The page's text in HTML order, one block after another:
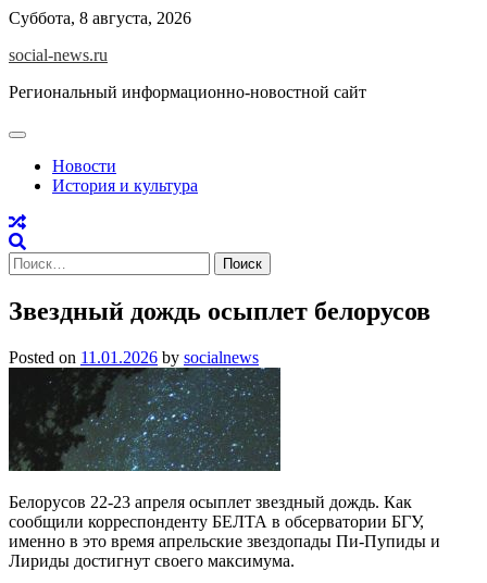
Skip
content
Суббота, 8 августа, 2026
social-news.ru
Региональный информационно-новостной сайт
Новости
История и культура
Найти:
Звездный дождь осыплет белорусов
Posted on 11.01.2026 by socialnews
Белорусов 22-23 апреля осыплет звездный дождь. Как
сообщили корреспонденту БЕЛТА в обсерватории БГУ,
именно в это время апрельские звездопады Пи-Пупиды и
Лириды достигнут своего максимума.